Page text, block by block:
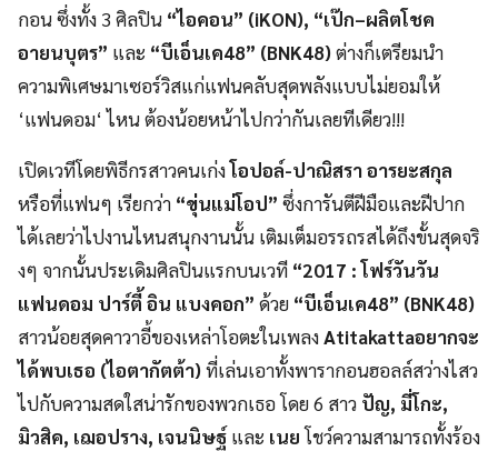
กอน ซึ่งทั้ง 3 ศิลปิน “ไอคอน” (iKON), “เป๊ก–ผลิตโชค
อายนบุตร” และ “บีเอ็นเค48” (BNK48)ต่างก็เตรียมนำ
ความพิเศษมาเซอร์วิสแก่แฟนคลับสุดพลังแบบไม่ยอมให้
‘แฟนดอม‘ไหน ต้องน้อยหน้าไปกว่ากันเลยทีเดียว!!!
เปิดเวทีโดยพิธีกรสาวคนเก่งโอปอล์-ปาณิสรา อารยะสกุล
หรือที่แฟนๆ เรียกว่า “ขุ่นแม่โอป” ซึ่งการันตีฝีมือและฝีปาก
ได้เลยว่าไปงานไหนสนุกงานนั้น เติมเต็มอรรถรสได้ถึงขั้นสุดจริ
งๆ จากนั้นประเดิมศิลปินแรกบนเวที “2017 :โฟร์วันวัน
แฟนดอม ปาร์ตี้ อิน แบงคอก” ด้วย “บีเอ็นเค48” (BNK48)
สาวน้อยสุดคาวาอี้ของเหล่าโอตะในเพลงAtitakattaอยากจะ
ได้พบเธอ (ไอตากัตต้า)ที่เล่นเอาทั้งพารากอนฮอลล์สว่างไสว
ไปกับความสดใสน่ารักของพวกเธอ โดย 6 สาว ปัญ, มี่โกะ,
มิวสิค, เฌอปราง, เจนนิษฐ์ และ เนยโชว์ความสามารถทั้งร้อง